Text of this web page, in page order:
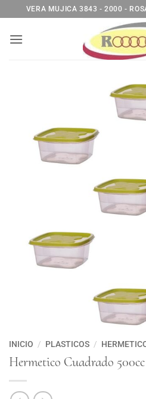
al
contenido
VERA MUJICA 3843 - 2000 -
INICIO / PLASTICOS /
Hermetico Cuadrado